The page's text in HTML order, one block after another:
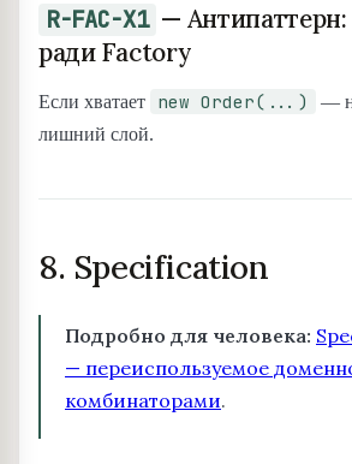
R-FAC-X1 —
ради Factory
Если хватает new Order(...)
—
лишний слой.
8. Specification
Подробно для человека:
— переиспользуемое
комбинаторами.